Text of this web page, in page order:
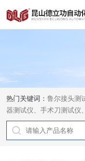
热门关键词：鲁尔接头测
器测试仪、手术刀测试仪
钳测试仪、导引管导丝测